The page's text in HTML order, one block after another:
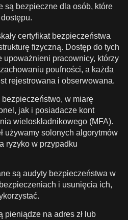
są bezpieczne dla osób, które
certyfikat bezpieczeństwa
fizyczną. Dostęp do tych
upoważnieni pracownicy, którzy
poufności, a każda
rejestrowana i obserwowana.
w miarę
jak i posiadacze kont
wieloskładnikowego (MFA).
używamy solonych algorytmów
ryzyko w przypadku
są audyty bezpieczeństwa w
i usunięcia ich,
pieniądze na adres zł lub